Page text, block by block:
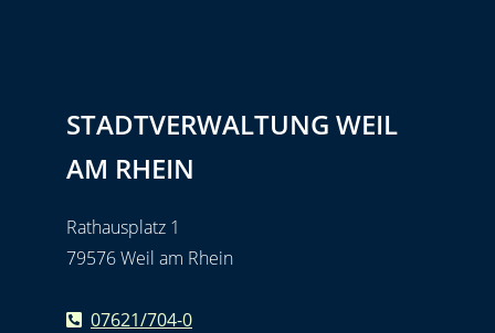
STADTVERWALTUNG WEIL
AM RHEIN
Rathausplatz 1
79576 Weil am Rhein
07621/704-0